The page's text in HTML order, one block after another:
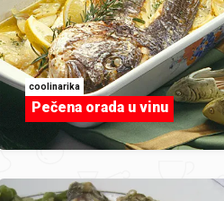
coolinarika
Pečena orada u vinu